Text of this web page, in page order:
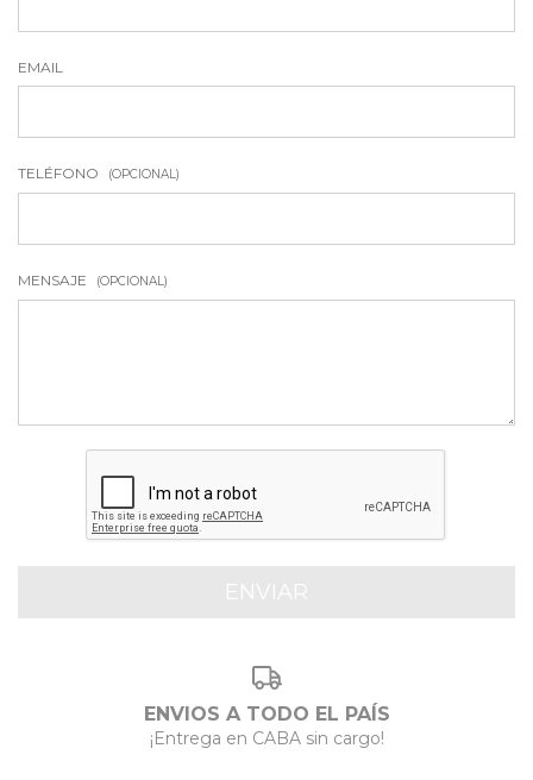
EMAIL
TELÉFONO (OPCIONAL)
MENSAJE (OPCIONAL)
ENVIOS A TODO EL PAÍS
¡Entrega en CABA sin cargo!